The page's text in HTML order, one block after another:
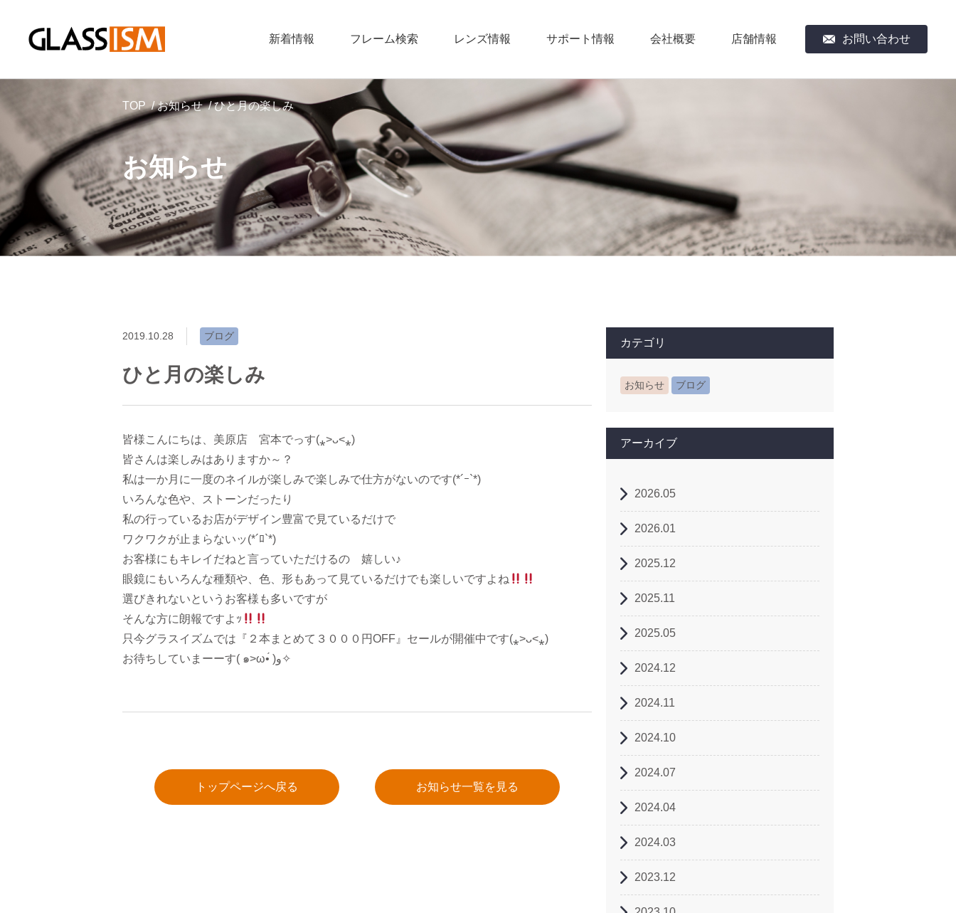
新着情報 フレーム検索 レンズ情報 サポート情報 会社概要 店舗情報 お問い合わせ
お知らせ
TOP お知らせ ひと月の楽しみ
2019.10.28 ブログ
ひと月の楽しみ
皆様こんにちは、美原店 宮本でっす(⁎˃ᴗ˂⁎)
皆さんは楽しみはありますか～？
私は一か月に一度のネイルが楽しみで楽しみで仕方がないのです(*´ｰ`*)
いろんな色や、ストーンだったり
私の行っているお店がデザイン豊富で見ているだけで
ワクワクが止まらないッ(*´ﾛ`*)
お客様にもキレイだねと言っていただけるの 嬉しい♪
眼鏡にもいろんな種類や、色、形もあって見ているだけでも楽しいですよね
選びきれないというお客様も多いですが
そんな方に朗報ですよｯ
只今グラスイズムでは『２本まとめて３０００円OFF』セールが開催中です(⁎˃ᴗ˂⁎)
お待ちしていまーーす( ๑>ω•́ )ﻭ✧
トップページへ戻る お知らせ一覧を見る
カテゴリ
お知らせ ブログ
アーカイブ
2026.05
2026.01
2025.12
2025.11
2025.05
2024.12
2024.11
2024.10
2024.07
2024.04
2024.03
2023.12